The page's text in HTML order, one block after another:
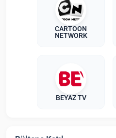
CARTOON
NETWORK
BEYAZ TV